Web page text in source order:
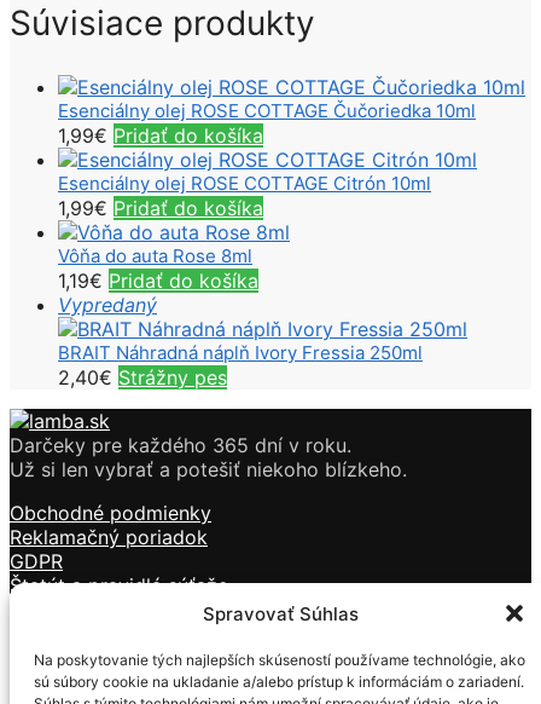
Spravovať Súhlas
Na poskytovanie tých najlepších skúseností používame technológie, ako
sú súbory cookie na ukladanie a/alebo prístup k informáciám o zariadení.
Súvisiace produkty
Esenciálny olej ROSE COTTAGE Čučoriedka 10ml
1,99€ Pridať do košíka
Esenciálny olej ROSE COTTAGE Citrón 10ml
1,99€ Pridať do košíka
Vôňa do auta Rose 8ml
1,19€ Pridať do košíka
Vypredaný
BRAIT Náhradná náplň Ivory Fressia 250ml
2,40€ Strážny pes
Darčeky pre každého 365 dní v roku.
Už si len vybrať a potešiť niekoho blízkeho.
Obchodné podmienky
Reklamačný poriadok
GDPR
Štatút a pravidlá súťaže
Sviečky